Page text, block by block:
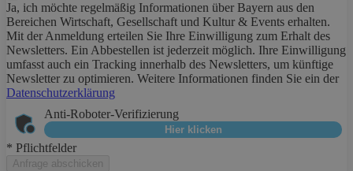
Ja, ich möchte regelmäßig Informationen über Bayern aus den
Bereichen Wirtschaft, Gesellschaft und Kultur & Events erhalten.
Mit der Anmeldung erteilen Sie Ihre Einwilligung zum Erhalt des
Newsletters. Ein Abbestellen ist jederzeit möglich. Ihre Einwilligung
umfasst auch ein Tracking innerhalb des Newsletters, um künftige
Newsletter zu optimieren. Weitere Informationen finden Sie ein der
Datenschutzerklärung
Anti-Roboter-Verifizierung
Hier klicken
* Pflichtfelder
Anfrage abschicken